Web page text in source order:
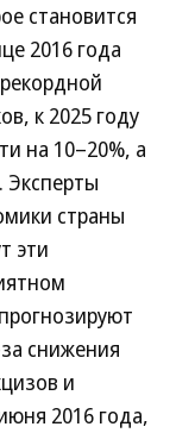
становится
2016 года
к 2025 году
на 10–20%, а
Эксперты
страны
эти
снижения
и
2016 года,